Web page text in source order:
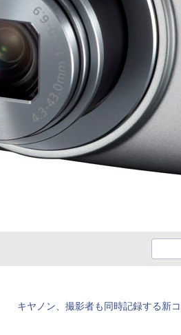
キヤノン、撮影者も同時記録する新